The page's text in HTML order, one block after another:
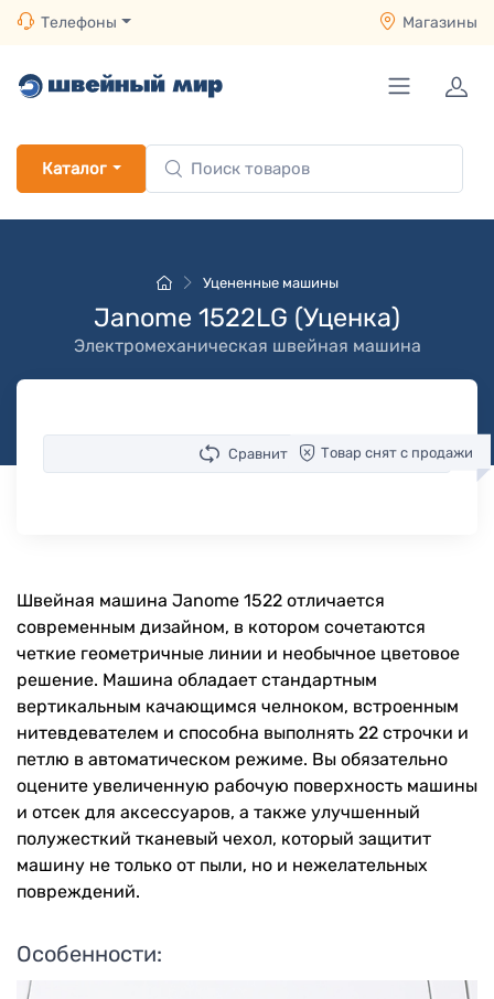
Телефоны Магазины
Каталог
Уцененные машины
Janome 1522LG (Уценка)
Электромеханическая швейная машина
Товар снят с продажи
Сравнить
Швейная машина Janome 1522 отличается
современным дизайном, в котором сочетаются
четкие геометричные линии и необычное цветовое
решение. Машина обладает стандартным
вертикальным качающимся челноком, встроенным
нитевдевателем и способна выполнять 22 строчки и
петлю в автоматическом режиме. Вы обязательно
оцените увеличенную рабочую поверхность машины
и отсек для аксессуаров, а также улучшенный
полужесткий тканевый чехол, который защитит
машину не только от пыли, но и нежелательных
повреждений.
Особенности: